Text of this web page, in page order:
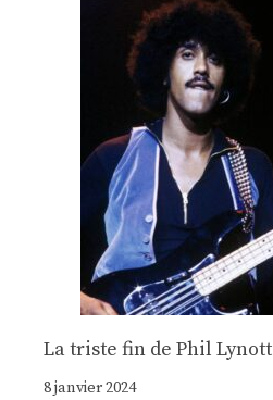
La triste fin de Phil Lynott
8 janvier 2024